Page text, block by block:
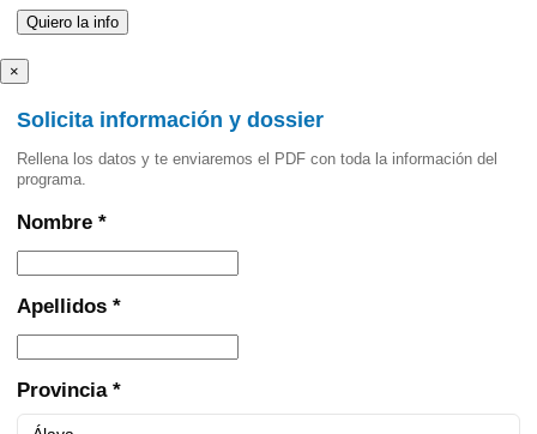
×
Solicita información y dossier
Rellena los datos y te enviaremos el PDF con toda la información del
programa.
Nombre *
Apellidos *
Provincia *